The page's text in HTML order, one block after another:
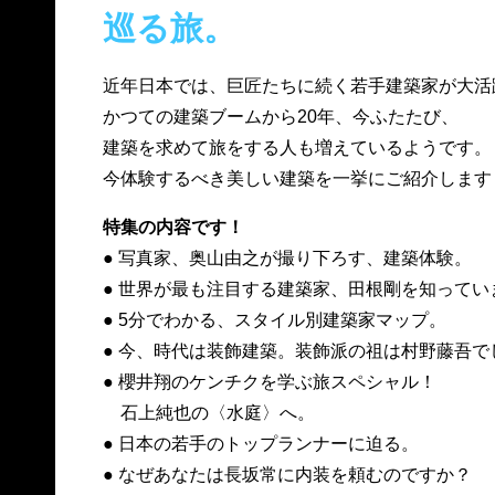
巡る旅。
近年日本では、巨匠たちに続く若手建築家が大活
かつての建築ブームから20年、今ふたたび、
建築を求めて旅をする人も増えているようです。
今体験するべき美しい建築を一挙にご紹介します
特集の内容です！
● 写真家、奥山由之が撮り下ろす、建築体験。
● 世界が最も注目する建築家、田根剛を知ってい
● 5分でわかる、スタイル別建築家マップ。
● 今、時代は装飾建築。装飾派の祖は村野藤吾で
● 櫻井翔のケンチクを学ぶ旅スペシャル！
石上純也の〈水庭〉へ。
● 日本の若手のトップランナーに迫る。
● なぜあなたは長坂常に内装を頼むのですか？